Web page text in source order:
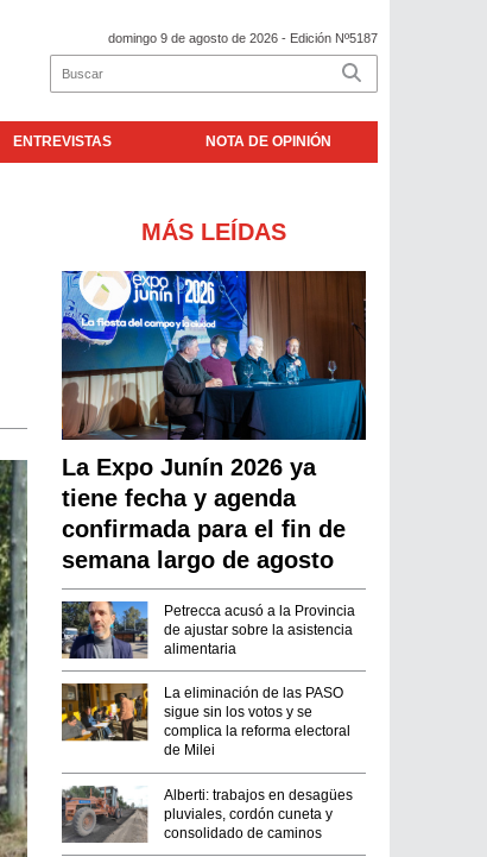
domingo 9 de agosto de 2026 - Edición Nº5187
ENTREVISTAS NOTA DE OPINIÓN
MÁS LEÍDAS
La Expo Junín 2026 ya
tiene fecha y agenda
confirmada para el fin de
semana largo de agosto
Petrecca acusó a la Provincia
de ajustar sobre la asistencia
alimentaria
La eliminación de las PASO
sigue sin los votos y se
complica la reforma electoral
de Milei
Alberti: trabajos en desagües
pluviales, cordón cuneta y
consolidado de caminos